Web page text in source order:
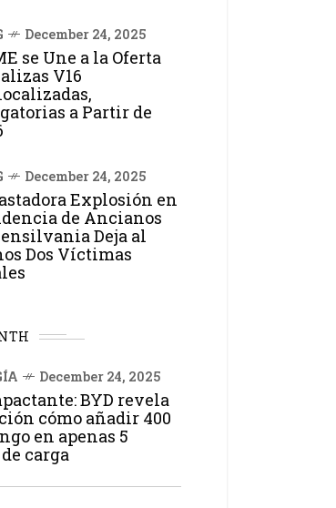
December 24, 2025
se Une a la Oferta
V16
a Partir de
December 24, 2025
Explosión en
de Ancianos
Deja al
Dos Víctimas
December 24, 2025
BYD revela
cómo añadir 400
en apenas 5
carga